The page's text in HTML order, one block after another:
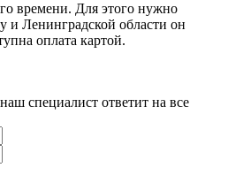
времени. Для этого нужно
и Ленинградской области он
оплата картой.
специалист ответит на все